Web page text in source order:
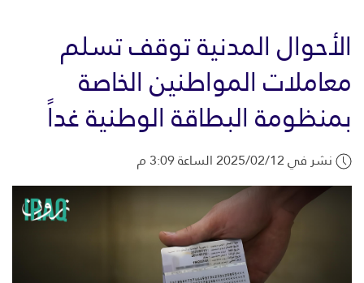
الأحوال المدنية توقف تسلم
معاملات المواطنين الخاصة
بمنظومة البطاقة الوطنية غداً
نشر في 2025/02/12 الساعة 3:09 م